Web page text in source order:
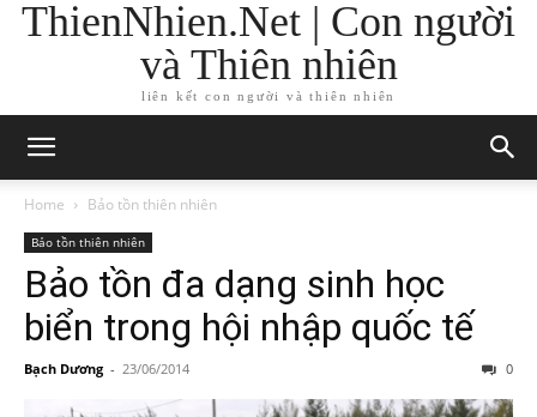
ThienNhien.Net | Con người
và Thiên nhiên
liên kết con người và thiên nhiên
Home Bảo tồn thiên nhiên
Bảo tồn thiên nhiên
Bảo tồn đa dạng sinh học
biển trong hội nhập quốc tế
Bạch Dương - 23/06/2014 0